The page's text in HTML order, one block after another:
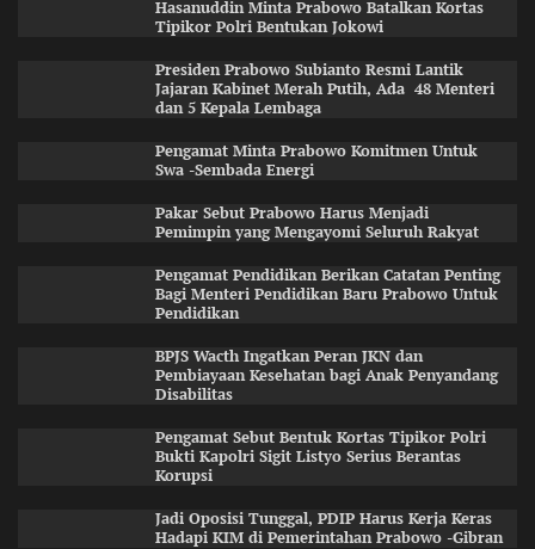
Hasanuddin Minta Prabowo Batalkan Kortas
Tipikor Polri Bentukan Jokowi
Presiden Prabowo Subianto Resmi Lantik
Jajaran Kabinet Merah Putih, Ada 48 Menteri
dan 5 Kepala Lembaga
Pengamat Minta Prabowo Komitmen Untuk
Swa -Sembada Energi
Pakar Sebut Prabowo Harus Menjadi
Pemimpin yang Mengayomi Seluruh Rakyat
Pengamat Pendidikan Berikan Catatan Penting
Bagi Menteri Pendidikan Baru Prabowo Untuk
Pendidikan
BPJS Wacth Ingatkan Peran JKN dan
Pembiayaan Kesehatan bagi Anak Penyandang
Disabilitas
Pengamat Sebut Bentuk Kortas Tipikor Polri
Bukti Kapolri Sigit Listyo Serius Berantas
Korupsi
Jadi Oposisi Tunggal, PDIP Harus Kerja Keras
Hadapi KIM di Pemerintahan Prabowo -Gibran